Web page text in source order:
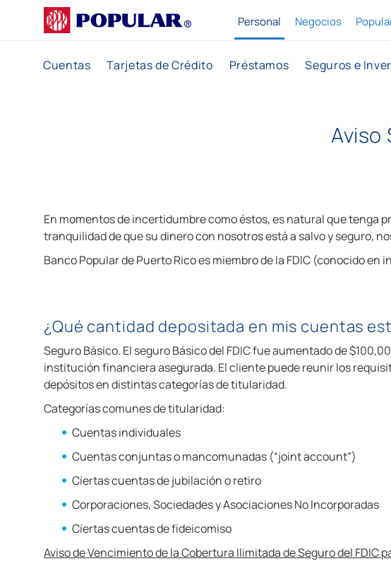
P
o
u
Personal
Cuentas Tarjetas de Crédito Préstamos Seguros e
Negocios
Aviso
En momentos de incertidumbre como éstos, es natural que tenga
tranquilidad de que su dinero con nosotros está a salvo y seguro,
Banco Popular de Puerto Rico es miembro de la FDIC (conocido
¿Qué cantidad depositada en mis cuentas
Seguro Básico. El seguro Básico del FDIC fue aumentado de
institución financiera asegurada. El cliente puede reunir los
depósitos en distintas categorías de titularidad.
Categorías comunes de titularidad:
Cuentas individuales
Cuentas conjuntas o mancomunadas (“joint account”)
Ciertas cuentas de jubilación o retiro
Corporaciones, Sociedades y Asociaciones No Incorporadas
Ciertas cuentas de fideicomiso
Aviso de Vencimiento de la Cobertura Ilimitada de Seguro del